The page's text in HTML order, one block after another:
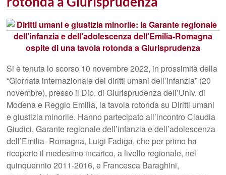
Si è tenuta lo scorso 10 novembre 2022, in prossimità della
“Giornata internazionale dei diritti umani dell’infanzia” (20
novembre), presso il Dip. di Giurisprudenza dell’Univ. di
Modena e Reggio Emilia, la tavola rotonda su Diritti umani
e giustizia minorile. Hanno partecipato all’incontro Claudia
Giudici, Garante regionale dell’infanzia e dell’adolescenza
dell’Emilia- Romagna, Luigi Fadiga, che per primo ha
ricoperto il medesimo incarico, a livello regionale, nel
quinquennio 2011-2016, e Francesca Baraghini,